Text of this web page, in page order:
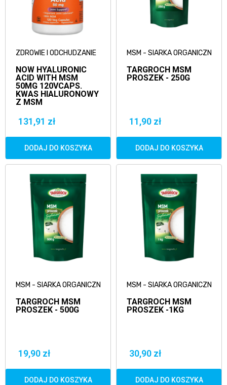
ZDROWIE I ODCHUDZANIE
NOW HYALURONIC
ACID WITH MSM
50MG 120VCAPS.
KWAS HIALURONOWY
Z MSM
131,91 zł
DODAJ DO KOSZYKA
MSM - SIARKA ORGANICZNA
TARGROCH MSM
PROSZEK - 250G
11,90 zł
DODAJ DO KOSZYKA
MSM - SIARKA ORGANICZNA
TARGROCH MSM
PROSZEK - 500G
19,90 zł
DODAJ DO KOSZYKA
MSM - SIARKA ORGANICZNA
TARGROCH MSM
PROSZEK -1KG
30,90 zł
DODAJ DO KOSZYKA